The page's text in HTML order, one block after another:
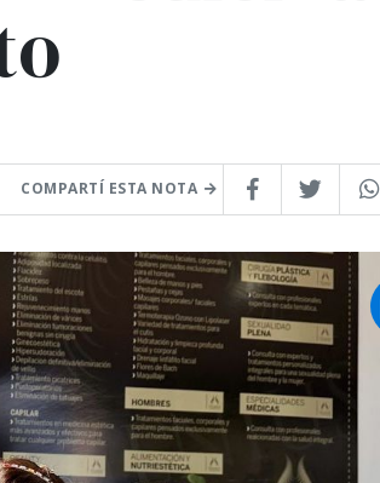
COMPARTÍ ESTA NOTA